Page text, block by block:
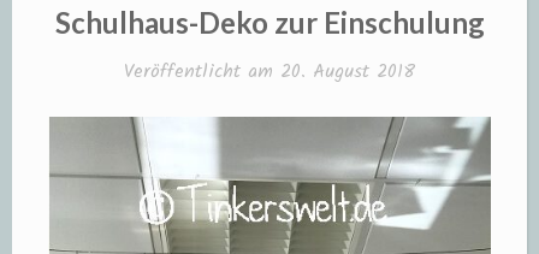
Schulhaus-Deko zur Einschulung
Veröffentlicht am 20. August 2018